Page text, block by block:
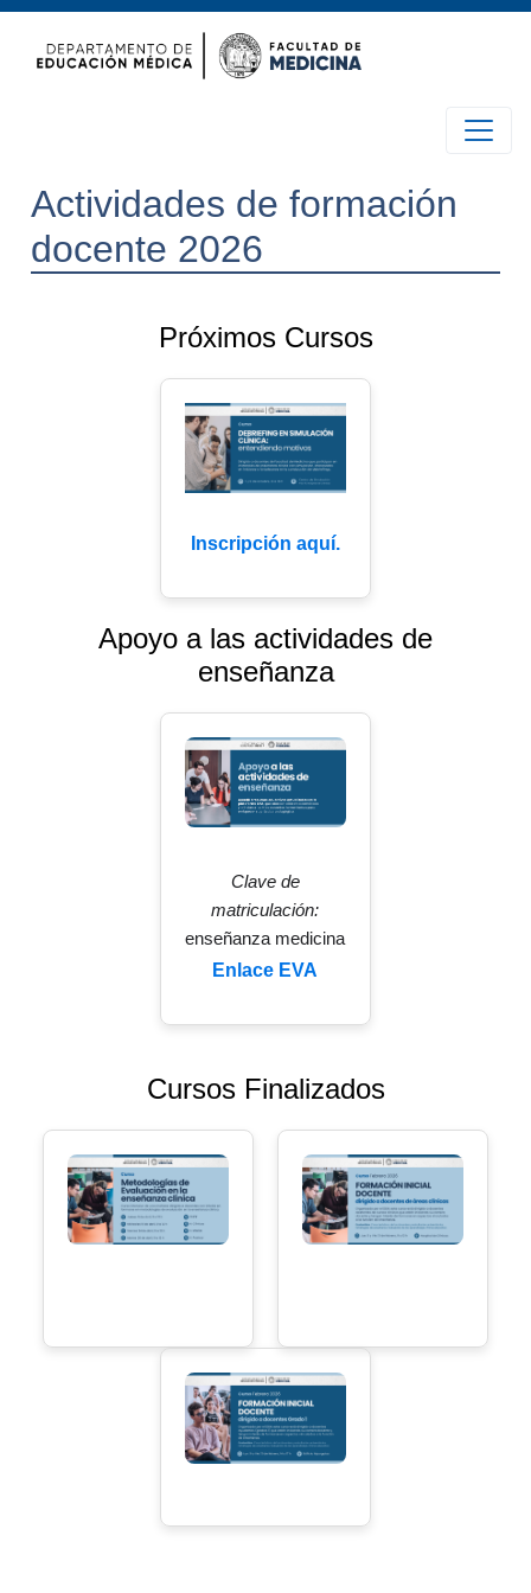
Actividades de formación
docente 2026
Próximos Cursos
Inscripción aquí.
Apoyo a las actividades de
enseñanza
Clave de
matriculación:
enseñanza medicina
Enlace EVA
Cursos Finalizados